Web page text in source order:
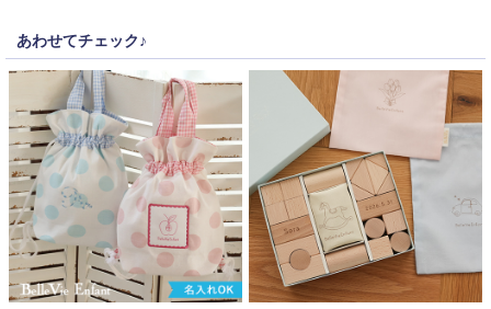
あわせてチェック♪